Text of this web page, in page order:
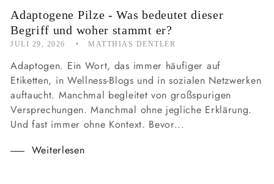
Adaptogene Pilze - Was bedeutet dieser
Begriff und woher stammt er?
JULI 29, 2026 MATTHIAS DENTLER
Adaptogen. Ein Wort, das immer häufiger auf
Etiketten, in Wellness-Blogs und in sozialen Netzwerken
auftaucht. Manchmal begleitet von großspurigen
Versprechungen. Manchmal ohne jegliche Erklärung.
Und fast immer ohne Kontext. Bevor...
Weiterlesen